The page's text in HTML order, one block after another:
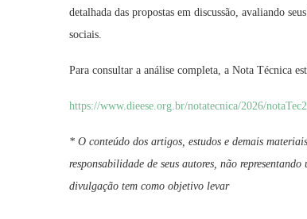
detalhada das propostas em discussão, avaliando
sociais.
Para consultar a análise completa, a Nota Técnica
https://www.dieese.org.br/notatecnica/2026/
* O conteúdo dos artigos, estudos e demais
responsabilidade de seus autores, não
divulgação tem como objetivo levar